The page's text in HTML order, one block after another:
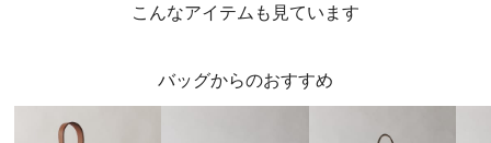
こんなアイテムも見ています
バッグからのおすすめ